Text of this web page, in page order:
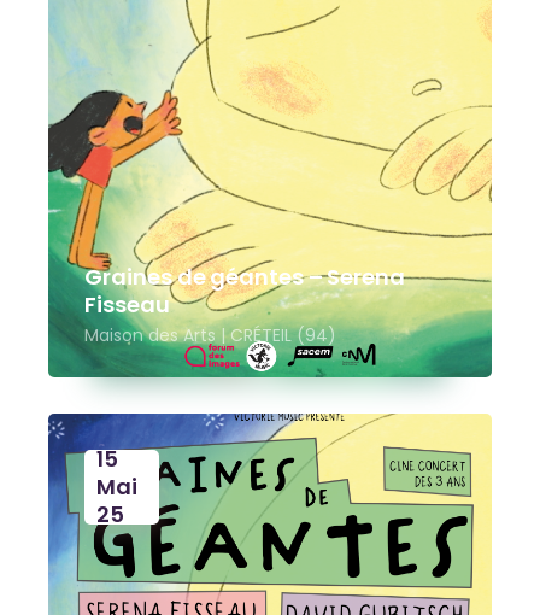
Graines de géantes – Serena
Fisseau
Maison des Arts | CRÉTEIL (94)
15
Mai
25